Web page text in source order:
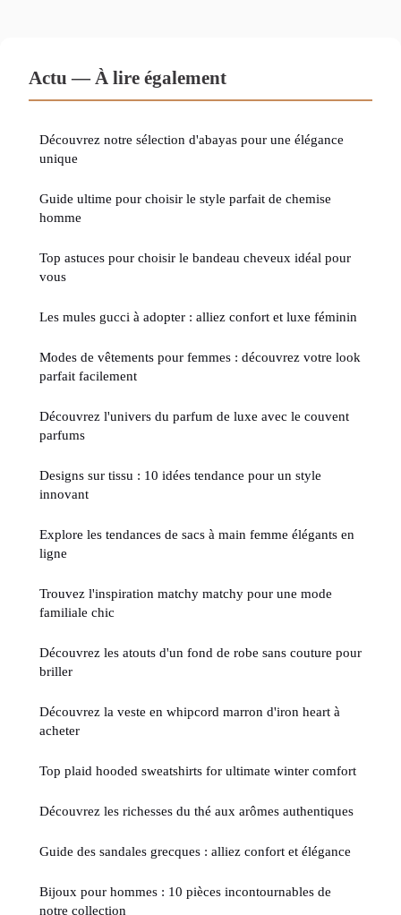
Actu — À lire également
Découvrez notre sélection d'abayas pour une élégance
unique
Guide ultime pour choisir le style parfait de chemise
homme
Top astuces pour choisir le bandeau cheveux idéal pour
vous
Les mules gucci à adopter : alliez confort et luxe féminin
Modes de vêtements pour femmes : découvrez votre look
parfait facilement
Découvrez l'univers du parfum de luxe avec le couvent
parfums
Designs sur tissu : 10 idées tendance pour un style
innovant
Explore les tendances de sacs à main femme élégants en
ligne
Trouvez l'inspiration matchy matchy pour une mode
familiale chic
Découvrez les atouts d'un fond de robe sans couture pour
briller
Découvrez la veste en whipcord marron d'iron heart à
acheter
Top plaid hooded sweatshirts for ultimate winter comfort
Découvrez les richesses du thé aux arômes authentiques
Guide des sandales grecques : alliez confort et élégance
Bijoux pour hommes : 10 pièces incontournables de
notre collection